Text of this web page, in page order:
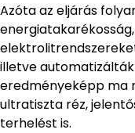
Azóta az eljárás
illetve
eredményeképp ma
ultratiszta réz,
terhelést is.